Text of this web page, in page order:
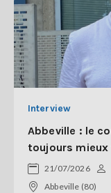
Interview
Abbeville : le
toujours mieux
21/07/2026
Abbeville (80)